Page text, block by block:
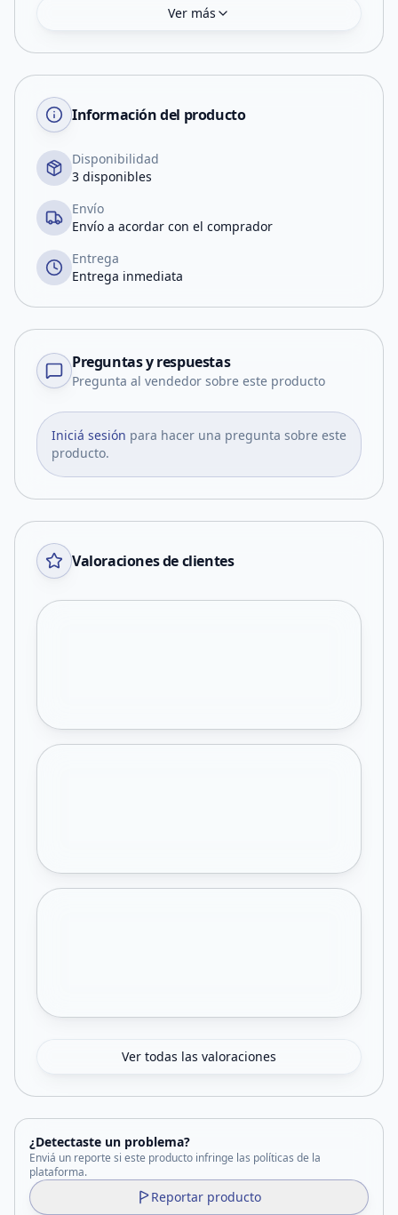
Ver más
Información del producto
Disponibilidad
3 disponibles
Envío
Envío a acordar con el comprador
Entrega
Entrega inmediata
Preguntas y respuestas
Pregunta al vendedor sobre este producto
Iniciá sesión para hacer una pregunta sobre este
producto.
Valoraciones de clientes
Ver todas las valoraciones
¿Detectaste un problema?
Enviá un reporte si este producto infringe las políticas de la
plataforma.
Reportar producto